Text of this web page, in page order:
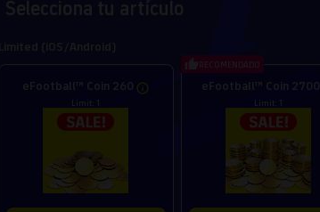
eFootball™ Coin 260
Limit: 1
eFootball™ Coin 2700
Limit: 1
RECOMENDADO